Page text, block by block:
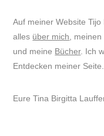
Auf meiner Website
alles über mich , meinen
und meine Bücher. Ich
Entdecken meiner Seite.
Eure Tina Birgitta